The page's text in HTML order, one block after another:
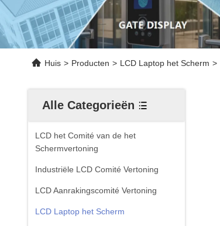
Huis > Producten > LCD Laptop het Scherm >
Alle Categorieën
LCD het Comité van de het
Schermvertoning
Industriële LCD Comité Vertoning
LCD Aanrakingscomité Vertoning
LCD Laptop het Scherm